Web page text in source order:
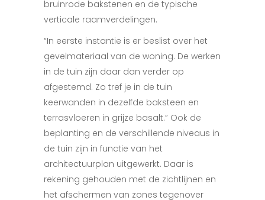
bruinrode bakstenen en de typische
verticale raamverdelingen.
“In eerste instantie is er beslist over het
gevelmateriaal van de woning. De werken
in de tuin zijn daar dan verder op
afgestemd. Zo tref je in de tuin
keerwanden in dezelfde baksteen en
terrasvloeren in grijze basalt.” Ook de
beplanting en de verschillende niveaus in
de tuin zijn in functie van het
architectuurplan uitgewerkt. Daar is
rekening gehouden met de zichtlijnen en
het afschermen van zones tegenover